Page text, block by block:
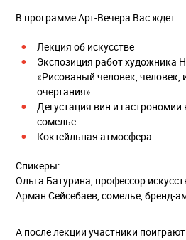
В программе Арт-Вечера Вас ждет:
Лекция об искусстве
Экспозиция работ художника
«Рисованый человек, человек,
очертания»
Дегустация вин и
сомелье
Коктейльная атмосфера
Спикеры:
Ольга Батурина, профессор
Арман Сейсебаев, сомелье, бренд-
А после лекции участники